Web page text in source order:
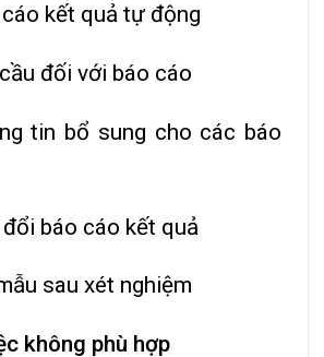
kết quả tự động
đối với báo cáo
tin bổ sung cho các báo
báo cáo kết quả
sau xét nghiệm
không phù hợp